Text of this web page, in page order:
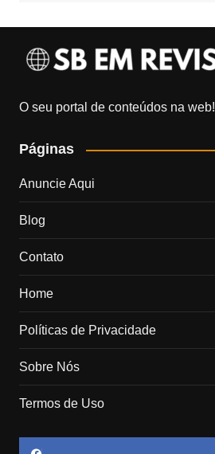
O seu portal de conteúdos na web!
Páginas
Anuncie Aqui
Blog
Contato
Home
Políticas de Privacidade
Sobre Nós
Termos de Uso